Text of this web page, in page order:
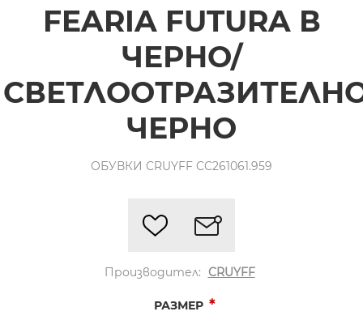
FEARIA FUTURA В
ЧЕРНО/
ЧЕРНО
ОБУВКИ CRUYFF CC261061.959
Производител: CRUYFF
РАЗМЕР *